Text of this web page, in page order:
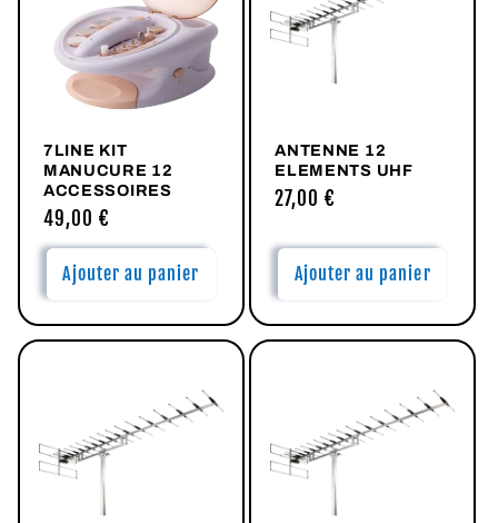
7LINE KIT
MANUCURE 12
ACCESSOIRES
Prix
habituel
49,00 €
Ajouter au panier
ANTENNE 12
ELEMENTS UHF
Prix
27,00 €
Ajouter au panier